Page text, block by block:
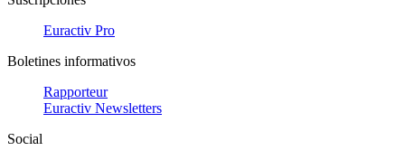
Euractiv Pro
Boletines informativos
Rapporteur
Euractiv Newsletters
Social